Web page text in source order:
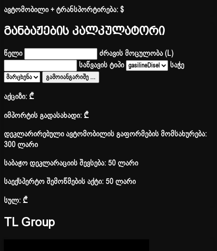
ავტომობილი + ტრანსპორტირება:$
განბაჟების კალკულატორი
წელი
ძრავის მოცულობა (L)
საწვავის ტიპი
საჭე
გამოიანგარიშე …
აქციზი:₾
იმპორტის გადასახადი:₾
დეკლარირებული ავტომობილის გაფორმების მომსახურება:
300 ლარი
საბაჟო დეკლარაციის შევსება: 50 ლარი
საექსპერტო შემოწმების აქტი: 50 ლარი
სულ:₾
TL Group